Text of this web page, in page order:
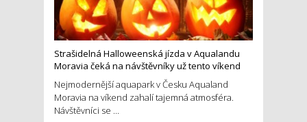
Strašidelná Halloweenská jízda v Aqualandu
Moravia čeká na návštěvníky už tento víkend
Nejmodernější aquapark v Česku Aqualand
Moravia na víkend zahalí tajemná atmosféra.
Návštěvníci se ...